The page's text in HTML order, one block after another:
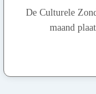
De Culturele
maand